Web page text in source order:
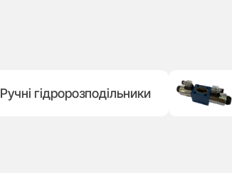
Ручні гідророзподільники